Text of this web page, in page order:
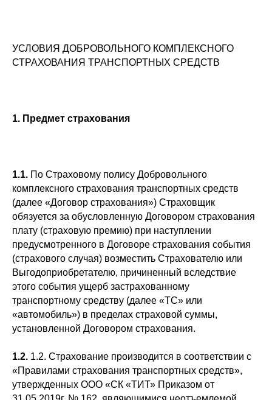
УСЛОВИЯ ДОБРОВОЛЬНОГО КОМПЛЕКСНОГО
СТРАХОВАНИЯ ТРАНСПОРТНЫХ СРЕДСТВ
1. Предмет страхования
1.1. По Страховому полису Добровольного
комплексного страхования транспортных средств
(далее «Договор страхования») Страховщик
обязуется за обусловленную Договором страхования
плату (страховую премию) при наступлении
предусмотренного в Договоре страхования события
(страхового случая) возместить Страхователю или
Выгодоприобретателю, причиненный вследствие
этого события ущерб застрахованному
транспортному средству (далее «ТС» или
«автомобиль») в пределах страховой суммы,
установленной Договором страхования.
1.2. 1.2. Страхование производится в соответствии с
«Правилами страхования транспортных средств»,
утвержденных ООО «СК «ТИТ» Приказом от